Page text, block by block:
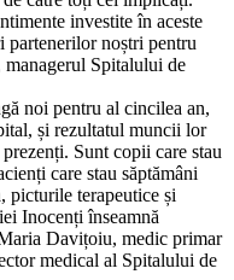
investite în aceste
partenerilor noștri pentru
managerul Spitalului de
noi pentru al cincilea an,
și rezultatul muncii lor
Sunt copii care stau
care stau săptămâni
picturile terapeutice și
Inocenți înseamnă
Davițoiu, medic primar
medical al Spitalului de